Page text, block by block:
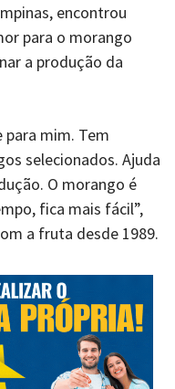
encontrou
para o morango
a produção da
para mim. Tem
selecionados. Ajuda
O morango é
fica mais fácil”,
a fruta desde 1989.